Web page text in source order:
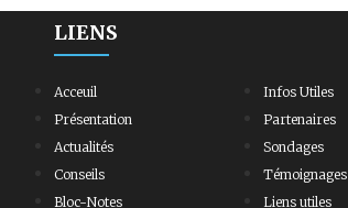
LIENS
Acceuil
Présentation
Actualités
Conseils
Bloc-Notes
Infos Utiles
Partenaires
Sondages
Témoignages
Liens utiles